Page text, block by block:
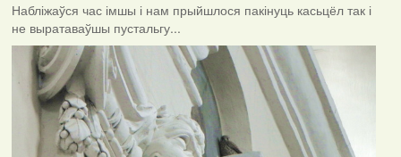
Набліжаўся час імшы і нам прыйшлося пакінуць касьцёл так і
не выратаваўшы пустальгу...